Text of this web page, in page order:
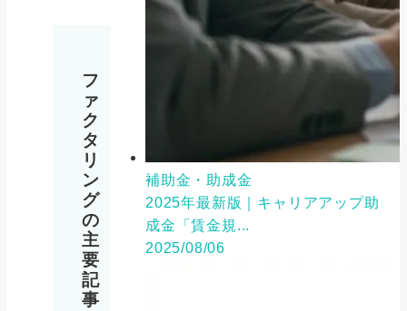
フ
ァ
ク
タ
リ
ン
グ
の
主
要
記
事
補助金・助成金
2025年最新版｜キャリアアップ助
成金「賃金規...
2025/08/06